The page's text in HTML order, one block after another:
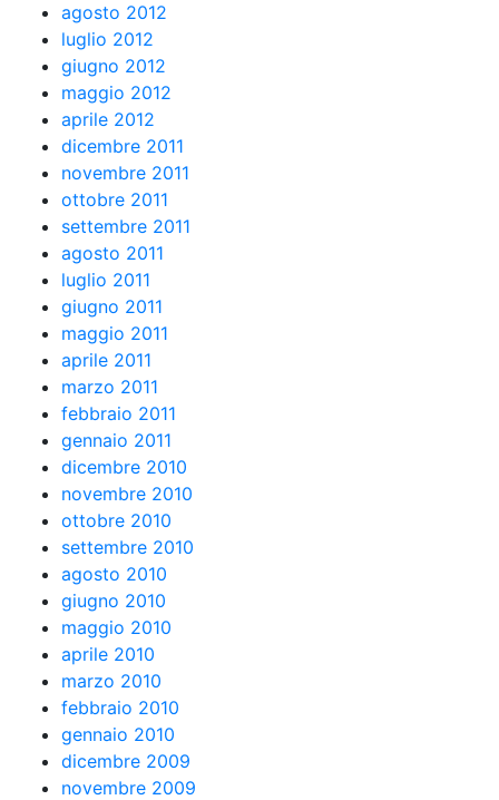
agosto 2012
luglio 2012
giugno 2012
maggio 2012
aprile 2012
dicembre 2011
novembre 2011
ottobre 2011
settembre 2011
agosto 2011
luglio 2011
giugno 2011
maggio 2011
aprile 2011
marzo 2011
febbraio 2011
gennaio 2011
dicembre 2010
novembre 2010
ottobre 2010
settembre 2010
agosto 2010
giugno 2010
maggio 2010
aprile 2010
marzo 2010
febbraio 2010
gennaio 2010
dicembre 2009
novembre 2009